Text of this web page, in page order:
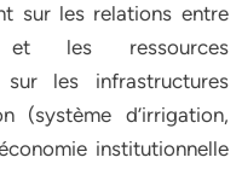
sur les relations entre
les ressources
sur les infrastructures
(système d’irrigation,
institutionnelle